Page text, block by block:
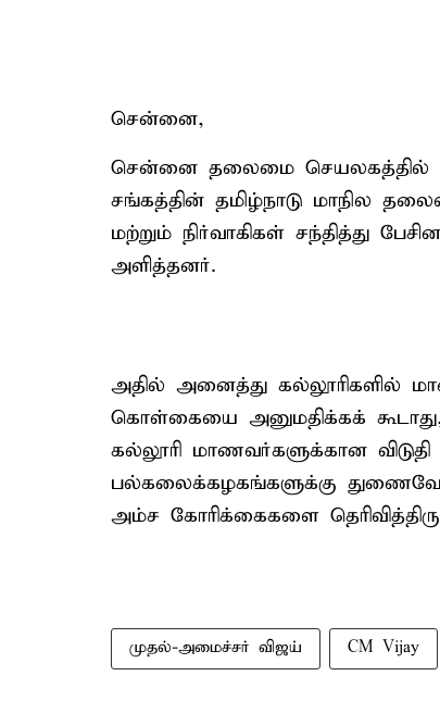
சென்னை,
சென்னை தலைமை செயலகத்தில்
சங்கத்தின் தமிழ்நாடு மாநில
மற்றும் நிர்வாகிகள் சந்தித்து
அளித்தனர்.
அதில் அனைத்து கல்லூரிகளில்
கொள்கையை அனுமதிக்கக்
கல்லூரி மாணவர்களுக்கான
பல்கலைக்கழகங்களுக்கு
அம்ச கோரிக்கைகளை
முதல்-அமைச்சர் விஜய் CM Vijay